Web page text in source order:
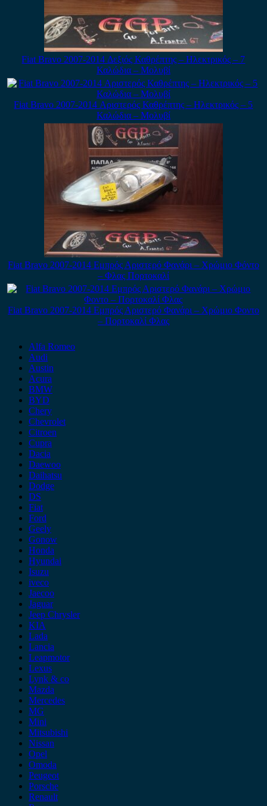
Fiat Bravo 2007-2014 Δεξιός Καθρέπτης – Ηλεκτρικός – 7
Καλώδια – Μολυβί
Fiat Bravo 2007-2014 Αριστερός Καθρέπτης – Ηλεκτρικός – 5
Καλώδια – Μολυβί
Fiat Bravo 2007-2014 Εμπρός Αριστερό Φανάρι – Χρώμιο Φόντο
– Φλας Πορτοκαλί
Fiat Bravo 2007-2014 Εμπρός Αριστερό Φανάρι – Χρώμιο Φοντο
– Πορτοκαλί Φλας
Alfa Romeo
Audi
Austin
Acura
BMW
BYD
Chery
Chevrolet
Citroen
Cupra
Dacia
Daewoo
Daihatsu
Dodge
DS
Fiat
Ford
Geely
Gonow
Honda
Hyundai
Isuzu
iveco
Jaecoo
Jaguar
Jeep Chrysler
KIA
Lada
Lancia
Leapmotor
Lexus
Lynk & co
Mazda
Mercedes
MG
Mini
Mitsubishi
Nissan
Opel
Omoda
Peugeot
Porsche
Renault